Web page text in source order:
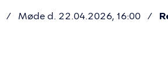
Møde d. 22.04.2026, 16:00